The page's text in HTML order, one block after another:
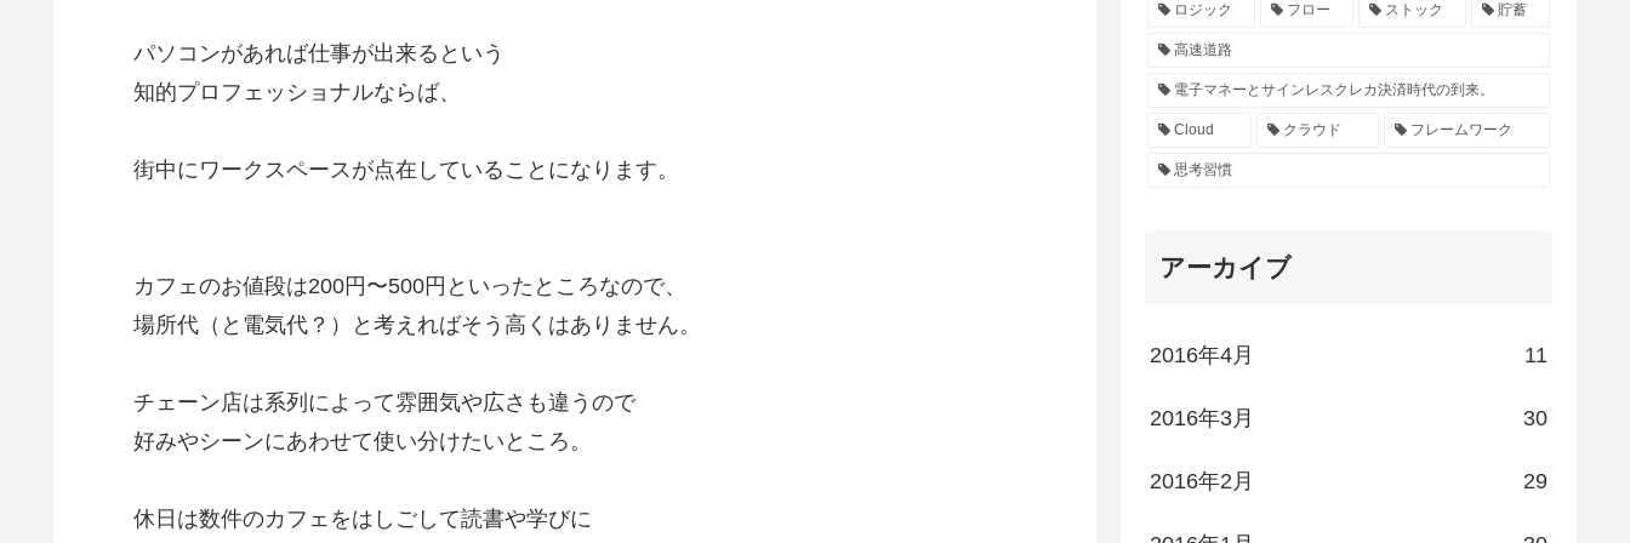
パソコンがあれば仕事が出来るという
知的プロフェッショナルならば、
街中にワークスペースが点在していることになります。
カフェのお値段は200円〜500円といったところなので、
場所代（と電気代？）と考えればそう高くはありません。
チェーン店は系列によって雰囲気や広さも違うので
好みやシーンにあわせて使い分けたいところ。
休日は数件のカフェをはしごして読書や学びに
ロジック フロー ストック 貯蓄
高速道路
電子マネーとサインレスクレカ決済時代の到来。
Cloud クラウド フレームワーク
思考習慣
アーカイブ
2016年4月 11
2016年3月 30
2016年2月 29